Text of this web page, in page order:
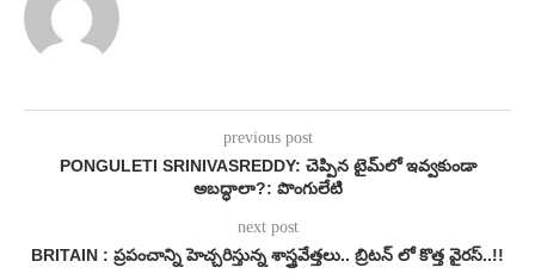
previous post
PONGULETI SRINIVASREDDY: చెప్పిన టైమ్‌లో ఇవ్వకుండా
అబద్ధాలా?: పొంగులేటి
next post
BRITAIN : ప్రపంచాన్ని హెచ్చరిస్తున్న శాస్త్రవేత్తలు.. బ్రిటన్‎ లో కొత్త వైరస్..!!